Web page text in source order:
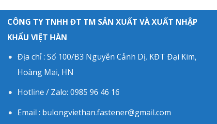
CÔNG TY TNHH ĐT TM SẢN XUẤT VÀ XUẤT NHẬP
KHẨU VIỆT HÀN
Địa chỉ : Số 100/B3 Nguyễn Cảnh Dị, KĐT Đại Kim,
Hoàng Mai, HN
Hotline / Zalo: 0985 96 46 16
Email : bulongviethan.fastener@gmail.com